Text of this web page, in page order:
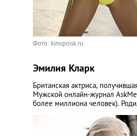
Фото: kinopoisk.ru
Эмилия Кларк
Британская актриса,
Мужской онлайн-журнал
более миллиона человек).